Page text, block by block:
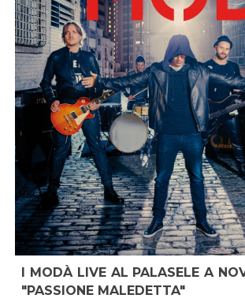
I MODÀ LIVE AL PALASELE A
"PASSIONE MALEDETTA"